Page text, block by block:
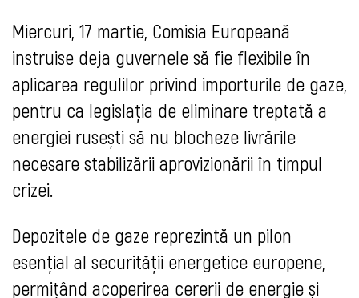
Miercuri, 17 martie, Comisia Europeană
instruise deja guvernele să fie flexibile în
aplicarea regulilor privind importurile de gaze,
pentru ca legislația de eliminare treptată a
energiei rusești să nu blocheze livrările
necesare stabilizării aprovizionării în timpul
crizei.
Depozitele de gaze reprezintă un pilon
esențial al securității energetice europene,
permițând acoperirea cererii de energie și